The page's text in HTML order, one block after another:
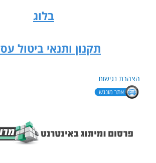
בלוג
תקנון ותנאי ביטול
הצהרת נגישות